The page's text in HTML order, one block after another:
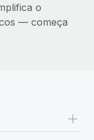
o
— começa
+